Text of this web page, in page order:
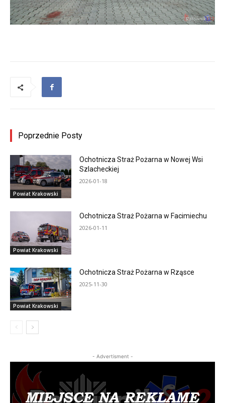
Poprzednie Posty
Powiat Krakowski
Ochotnicza Straż Pożarna w Nowej Wsi
Szlacheckiej
2026-01-18
Powiat Krakowski
Ochotnicza Straż Pożarna w Facimiechu
2026-01-11
Powiat Krakowski
Ochotnicza Straż Pożarna w Rząsce
2025-11-30
- Advertisment -